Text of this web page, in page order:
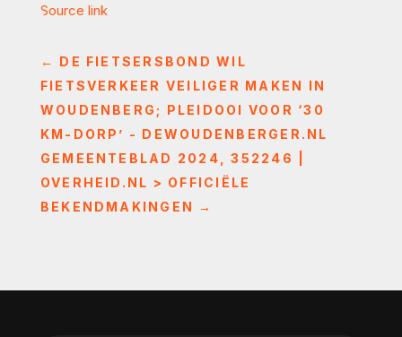
Source link
← DE FIETSERSBOND WIL
FIETSVERKEER VEILIGER MAKEN IN
WOUDENBERG; PLEIDOOI VOOR ‘30
KM-DORP’ - DEWOUDENBERGER.NL
GEMEENTEBLAD 2024, 352246 |
OVERHEID.NL > OFFICIËLE
BEKENDMAKINGEN →